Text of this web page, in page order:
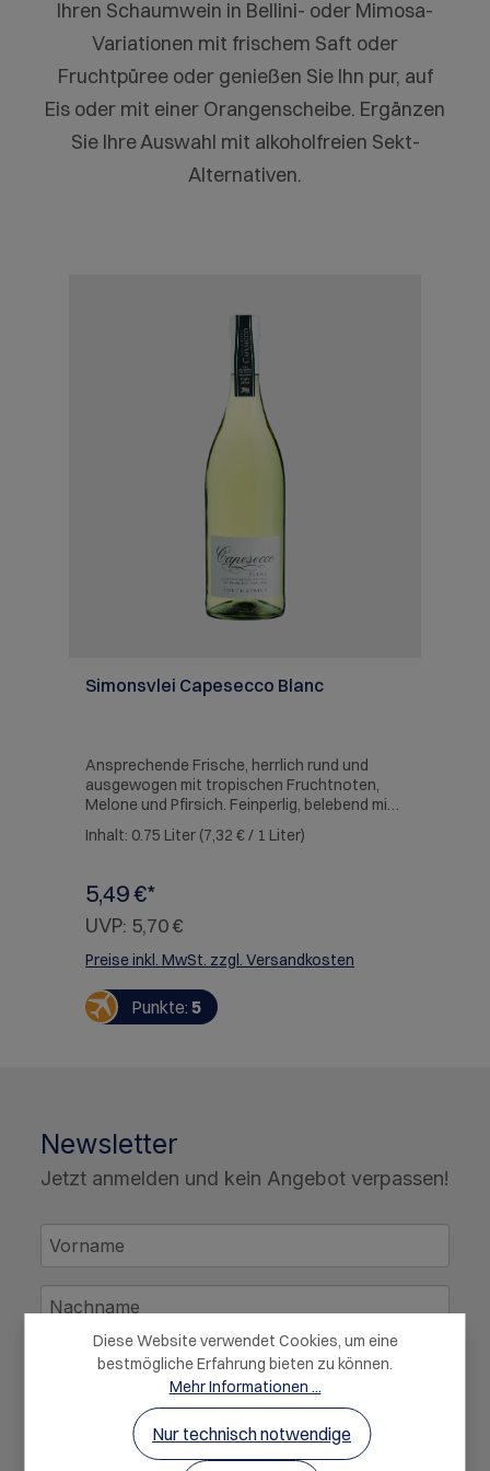
Ihren Schaumwein in Bellini- oder Mimosa-
Variationen mit frischem Saft oder
Fruchtpüree oder genießen Sie Ihn pur, auf
Eis oder mit einer Orangenscheibe. Ergänzen
Sie Ihre Auswahl mit alkoholfreien Sekt-
Alternativen.
Simonsvlei Capesecco Blanc
Ansprechende Frische, herrlich rund und
ausgewogen mit tropischen Fruchtnoten,
Melone und Pfirsich. Feinperlig, belebend mit
animierender Fruchtigkeit. Eine Kompostion
aus Chenin Blanc, Muscat und Ruby.
gesellige Runde
Inhalt: 0.75 Liter (7,32 € / 1 Liter)
5,49 €*
UVP: 5,70 €
Preise inkl. MwSt. zzgl. Versandkosten
Punkte: 5
Newsletter
Jetzt anmelden und kein Angebot verpassen!
Diese Website verwendet Cookies, um eine
bestmögliche Erfahrung bieten zu können.
Mehr Informationen ...
Nur technisch notwendige